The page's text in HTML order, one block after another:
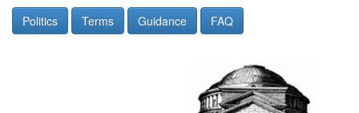
Politics Terms Guidance FAQ